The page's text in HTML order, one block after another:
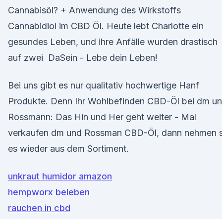
Cannabisöl? + Anwendung des Wirkstoffs
Cannabidiol im CBD Öl. Heute lebt Charlotte ein
gesundes Leben, und ihre Anfälle wurden drastisch
auf zwei DaSein - Lebe dein Leben!
Bei uns gibt es nur qualitativ hochwertige Hanf
Produkte. Denn Ihr Wohlbefinden CBD-Öl bei dm
Rossmann: Das Hin und Her geht weiter - Mal
verkaufen dm und Rossman CBD-Öl, dann nehmen
es wieder aus dem Sortiment.
unkraut humidor amazon
hempworx beleben
rauchen in cbd